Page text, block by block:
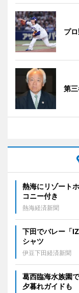
プ
第
熱海にリゾート
コニー付き
熱海経済新聞
下田でバレー「
シャツ
伊豆下田経済新聞
葛西臨海水族園
夕暮れガイドも